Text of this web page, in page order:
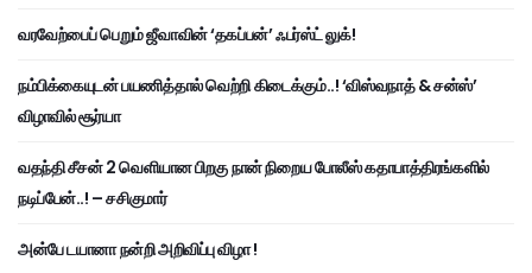
வரவேற்பைப் பெறும் ஜீவாவின் ‘தகப்பன்’ ஃபர்ஸ்ட் லுக்!
நம்பிக்கையுடன் பயணித்தால் வெற்றி கிடைக்கும்..! ‘விஸ்வநாத் & சன்ஸ்’
விழாவில் சூர்யா
வதந்தி சீசன் 2 வெளியான பிறகு நான் நிறைய போலீஸ் கதாபாத்திரங்களில்
நடிப்பேன்..! – சசிகுமார்
அன்பே டயானா நன்றி அறிவிப்பு விழா !